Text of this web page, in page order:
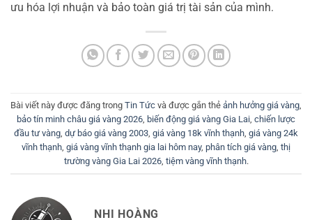
ưu hóa lợi nhuận và bảo toàn giá trị tài sản của mình.
Bài viết này được đăng trong Tin Tức và được gắn thẻ ảnh hưởng giá vàng
bảo tín minh châu giá vàng 2026 biến động giá vàng Gia Lai chiến lược
đầu tư vàng dự báo giá vàng 2003 giá vàng 18k vĩnh thạnh giá vàng 24k
vĩnh thạnh giá vàng vĩnh thạnh gia lai hôm nay, phân tích giá vàng thị
trường vàng Gia Lai 2026, tiệm vàng vĩnh thạnh.
NHI HOÀNG